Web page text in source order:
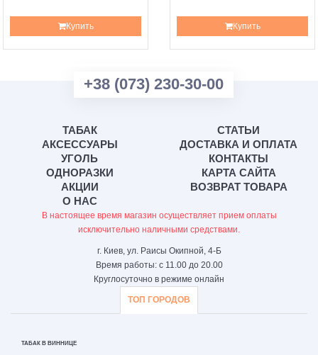
Купить Купить
+38 (073) 230-30-00
ТАБАК
АКСЕССУАРЫ
УГОЛЬ
ОДНОРАЗКИ
АКЦИИ
О НАС
СТАТЬИ
ДОСТАВКА И ОПЛАТА
КОНТАКТЫ
КАРТА САЙТА
ВОЗВРАТ ТОВАРА
В настоящее время магазин осуществляет прием оплаты
исключительно наличными средствами.
г. Киев, ул. Раисы Окипной, 4-Б
Время работы: с 11.00 до 20.00
Круглосуточно в режиме онлайн
ТОП ГОРОДОВ
ТАБАК В ВИННИЦЕ